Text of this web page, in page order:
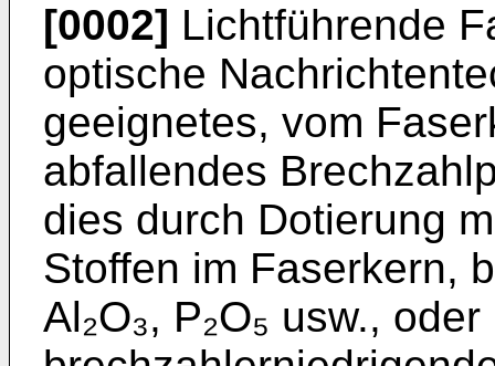
[0002] Lichtführende
optische
geeignetes, vom
abfallendes
dies durch Dotierung
Stoffen im Faserkern,
Al₂O₃, P₂O₅ usw., oder